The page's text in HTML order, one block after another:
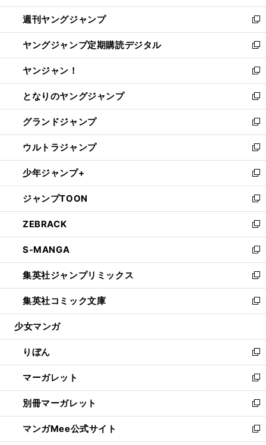
開
く
ウ
で
開
く
ン
ド
ウ
で
開
く
ウ
ィ
ン
ド
ウ
で
開
く
週刊ヤングジャンプ
新
し
い
ウ
ィ
ン
ド
ウ
で
開
く
ヤングジャンプ定期購読デジタル
新
し
い
ウ
ィ
ン
ド
ウ
で
開
く
ヤンジャン！
新
し
い
ウ
ィ
ン
ド
ウ
で
開
く
となりのヤングジャンプ
新
し
い
ウ
ィ
ン
ド
ウ
で
開
く
グランドジャンプ
新
し
い
ウ
ィ
ン
ド
ウ
で
開
く
ウルトラジャンプ
新
し
い
ウ
ィ
ン
ド
ウ
で
開
く
少年ジャンプ+
新
し
い
ウ
ィ
ン
ド
ウ
で
開
く
ジャンプTOON
新
し
い
ウ
ィ
ン
ド
ウ
で
開
ZEBRACK
新
し
い
ウ
ィ
ン
ド
ウ
開
く
S-MANGA
新
し
い
ウ
ィ
ン
ウ
で
開
く
集英社ジャンプリミックス
新
し
い
ウ
ン
ド
ウ
で
開
く
集英社コミック文庫
新
し
ウ
ィ
ン
ド
ウ
で
開
く
少女マンガ
りぼん
新
し
い
ウ
ィ
ン
ド
ウ
マーガレット
新
し
い
ウ
ィ
ン
別冊マーガレット
新
し
い
マンガMee公式サイト
新